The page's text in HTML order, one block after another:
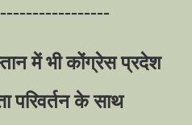
में भी कोंग्रेस प्रदेश
परिवर्तन के साथ